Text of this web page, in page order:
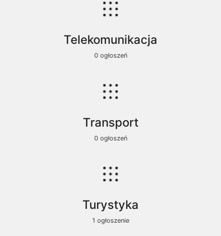
Telekomunikacja
0 ogłoszeń
Transport
0 ogłoszeń
Turystyka
1 ogłoszenie